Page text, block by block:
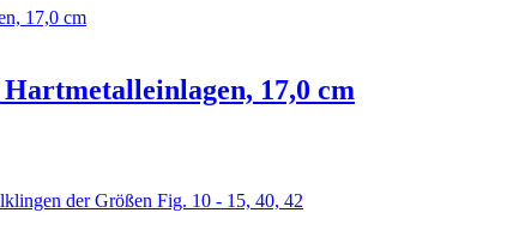
17,0 cm